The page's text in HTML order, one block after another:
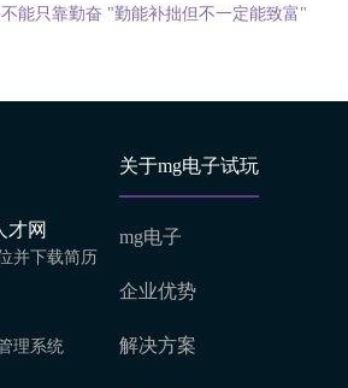
能只靠勤奋 "勤能补拙但不一定能致富"
才网
并下载简历
理系统
关于mg电子试玩
mg电子
企业优势
解决方案